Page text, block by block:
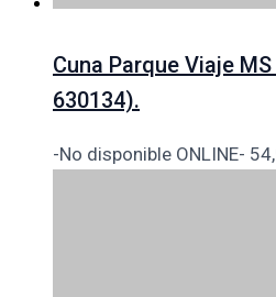
Cuna Parque Viaje
630134).
-No disponible ONLINE-